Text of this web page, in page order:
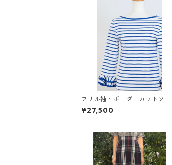
フリル袖・ボーダーカットソー
（青×白）
¥27,500